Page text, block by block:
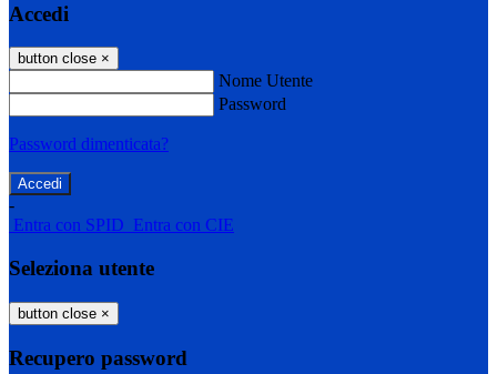
Accedi
button close ×
Nome Utente
Password
Password dimenticata?
-
Entra con SPID Entra con CIE
Seleziona utente
button close ×
Recupero password